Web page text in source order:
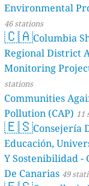
Environmental
46 stations
🇨🇦Columbia
Regional District
Monitoring
stations
Communities
Pollution (CAP) 11
🇪🇸Consejería
Educación,
Y Sostenibilidad -
De Canarias 49